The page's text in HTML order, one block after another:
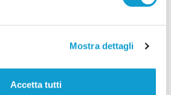
Mostra dettagli
Accetta tutti